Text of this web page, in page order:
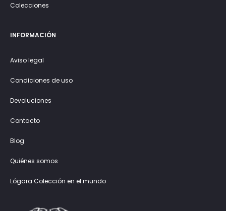
Colecciones
INFORMACIÓN
Aviso legal
Condiciones de uso
Devoluciones
Contacto
Blog
Quiénes somos
Lógara Colección en el mundo